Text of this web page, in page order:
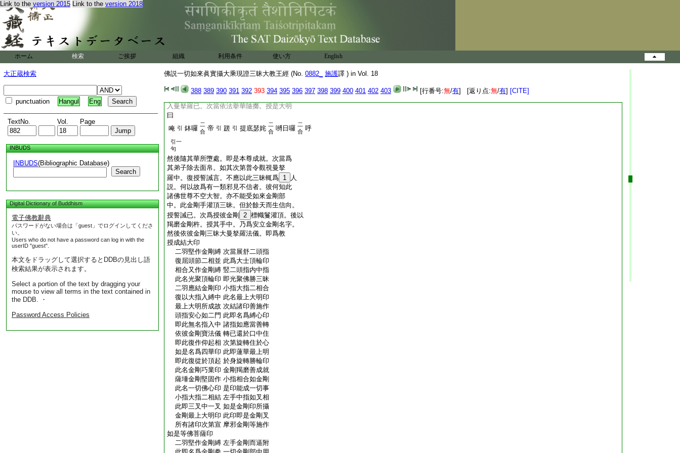
Link to the version 2015 Link to the version 2018
ホーム 検索 ご挨拶 組織 利用条件 使い方 English
大正蔵検索
punctuation Hangul Eng
TextNo. Vol. Page
INBUDS
INBUDS(Bibliographic Database)
Search
Digital Dictionary of Buddhism
電子佛教辭典
パスワードがない場合は「guest」でログインしてくださ
い。
Users who do not have a password can log in with the
userID "guest".
本文をドラッグして選択するとDDBの見出し語
検索結果が表示されます。
Select a portion of the text by dragging your
mouse to view all terms in the text contained in
the DDB. ・
Password Access Policies
佛説一切如來眞實攝大乘現證三昧大教王經 (No. 0882_ 施護譯 ) in Vol. 18
388 389 390 391 392 393 394 395 396 397 398 399 400 401 402 403 [行番号:無/有] [返り点:無/有] [CITE]
嚩日囉 二
合 毘 8 戸哥 引 毘詵左 一
句 嚩日囉 二
合
馱囉怛吠 引
三摩野誐囉 合 誐囉
二
然後取以繒帛覆面。引其弟子入曼拏羅。授
唵 引 尾設嚩日囉 吠 引 設野
嚩日囉 二合
引
尾設 二 嚩日囉 二合
引
提底瑟姹
二
合
嚩
日囉 二 吽 引
三
入曼拏羅已。次當依法擧華隨擲。授是大明
曰
唵 引 鉢囉 二
合 帝 引 蹉 引 提底瑟姹 二
合 嚩日囉 二
合 呼
引一
句
然後隨其華所墮處。即是本尊成就。次當爲
其弟子除去面帛。如其次第普令觀視曼拏
羅中。復授誓誡言。不應以此三昧輒爲 1
人
説。何以故爲有一類邪見不信者。彼何知此
諸佛世尊不空大智。亦不能受如來金剛部
中。此金剛手灌頂三昧。但於餘天而生信向。
授誓誡已。次爲授彼金剛
2 標幟鬘灌頂。後以
羯磨金剛杵。授其手中。乃爲安立金剛名字。
然後依彼金剛三昧大曼拏羅法儀。即爲教
授成結大印
二羽堅作金剛縛 次當展舒二頭指
復屈頭節二相並 此爲大士頂輪印
相合又作金剛縛 竪二頭指内中指
此名光聚頂輪印 即光聚佛勝三昧
二羽應結金剛印 小指大指二相合
復以大指入縛中 此名最上大明印
最上大明所成故 次結諸印善施作
頭指安心如二門 此即名爲縛心印
即此無名指入中 諸指如應當善轉
依彼金剛寶法儀 轉已還於口中住
即此復作仰起相 次第旋轉住於心
如是名爲四華印 此即蓮華最上明
即此復從於頂起 於身旋轉勝輪印
此名金剛巧業印 金剛羯磨善成就
薩埵金剛堅固作 小指相合如金剛
此名一切佛心印 是印能成一切事
小指大指二相結 左手中指如叉相
此即三叉中一叉 如是金剛印所攝
金剛最上大明印 此印即是金剛叉
所有諸印次第宣 摩邪金剛等施作
如是等佛菩薩印
二羽堅作金剛縛 左手金剛而逼附